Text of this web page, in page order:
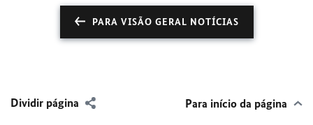
PARA VISÃO GERAL NOTÍCIAS
Dividir página Para início da página